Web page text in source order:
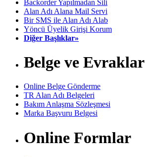
Backorder Yapılmadan Sili
Alan Adı Alana Mail Servi
Bir SMS ile Alan Adı Alab
Yöncü Üyelik Girişi Korum
Diğer Başlıklar»
Belge ve Evraklar
Online Belge Gönderme
TR Alan Adı Belgeleri
Bakım Anlaşma Sözleşmesi
Marka Başvuru Belgesi
Online Formlar